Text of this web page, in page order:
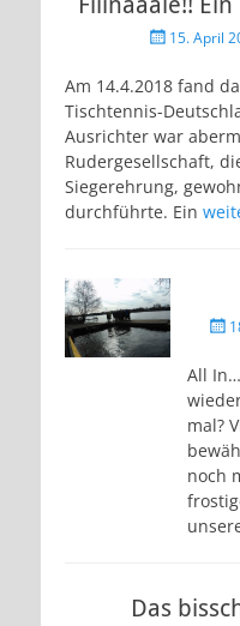
Veröffentlicht
15. April
Am 14.4.2018 fand
Tischtennis-
Ausrichter war
Rudergesellschaft,
Siegerehrung,
durchführte. Ein
All
mal?
noch
Das